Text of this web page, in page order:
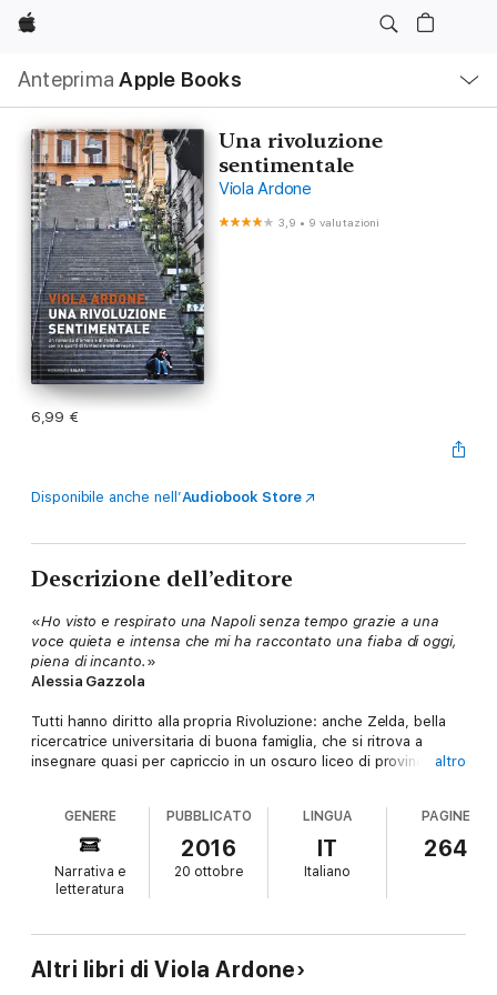
Apple
Anteprima Apple Books
locale
Apri
Menu
Una rivoluzione
sentimentale
Viola Ardone
3,9 • 9 valutazioni
6,99 €
Disponibile anche nell’Audiobook Store
Descrizione dell’editore
«Ho visto e respirato una Napoli senza tempo grazie a una
voce quieta e intensa che mi ha raccontato una fiaba di oggi,
piena di incanto. »
Alessia Gazzola
Tutti hanno diritto alla propria Rivoluzione: anche Zelda, bella
ricercatrice universitaria di buona famiglia, che si ritrova a
insegnare quasi per capriccio in un oscuro liceo di provincia, e
invece i suoi alunni riescono a imparare da lei cose che lei
nemmeno sospettava di sapere. Sono molto giovani e non
sanno ancora quasi niente della vita, ma hanno appena iniziato a
capire quello che non vogliono. E la discarica che intossica il
loro paese non la vogliono più. Ma la Rivoluzione, si sa, è come
Scogliano inizia a soffiare in direzione di Zelda, e finisce per
scompigliare la sua vita pettinata e asettica. Così anche lei sarà
altro
GENERE
Narrativa e
letteratura
PUBBLICATO
2016
20 ottobre
LINGUA
IT
Italiano
PAGINE
264
Altri libri di Viola Ardone